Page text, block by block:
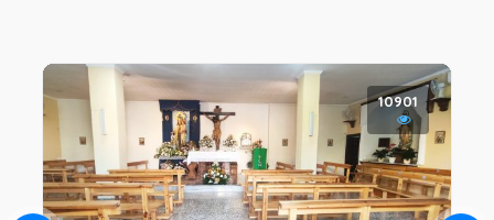
10901